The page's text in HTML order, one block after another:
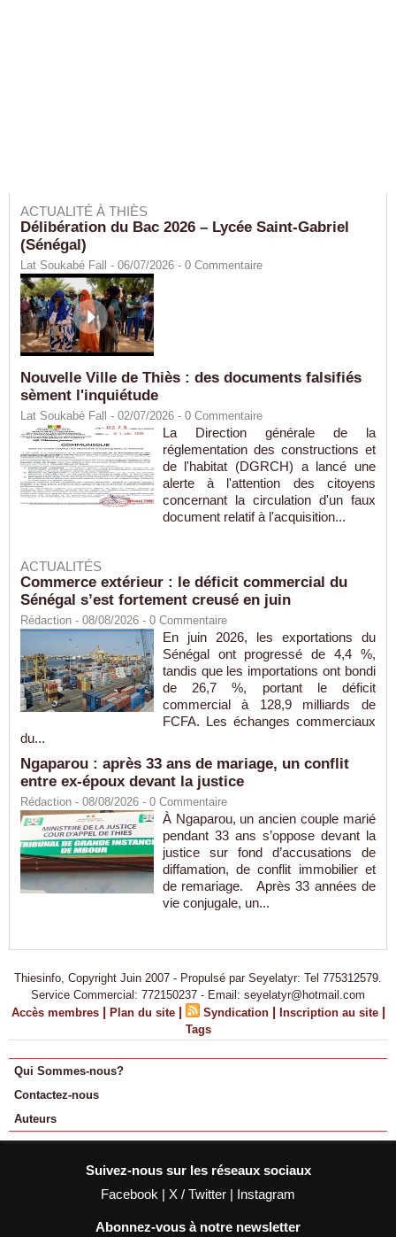
ACTUALITÉ À THIÈS
Délibération du Bac 2026 – Lycée Saint-Gabriel
(Sénégal)
Lat Soukabé Fall - 06/07/2026 - 0 Commentaire
Nouvelle Ville de Thiès : des documents falsifiés
sèment l'inquiétude
Lat Soukabé Fall - 02/07/2026 - 0 Commentaire
La Direction générale de la
réglementation des constructions et
de l'habitat (DGRCH) a lancé une
alerte à l'attention des citoyens
concernant la circulation d'un faux
document relatif à l'acquisition...
ACTUALITÉS
Commerce extérieur : le déficit commercial du
Sénégal s’est fortement creusé en juin
Rédaction - 08/08/2026 - 0 Commentaire
En juin 2026, les exportations du
Sénégal ont progressé de 4,4 %,
tandis que les importations ont bondi
de 26,7 %, portant le déficit
commercial à 128,9 milliards de
FCFA. Les échanges commerciaux
du...
Ngaparou : après 33 ans de mariage, un conflit
entre ex-époux devant la justice
Rédaction - 08/08/2026 - 0 Commentaire
À Ngaparou, un ancien couple marié
pendant 33 ans s’oppose devant la
justice sur fond d’accusations de
diffamation, de conflit immobilier et
de remariage. Après 33 années de
vie conjugale, un...
Thiesinfo, Copyright Juin 2007 - Propulsé par Seyelatyr: Tel 775312579.
Service Commercial: 772150237 - Email: seyelatyr@hotmail.com
Accès membres | Plan du site | Syndication | Inscription au site |
Tags
Qui Sommes-nous?
Contactez-nous
Auteurs
Suivez-nous sur les réseaux sociaux
Facebook | X / Twitter | Instagram
Abonnez-vous à notre newsletter